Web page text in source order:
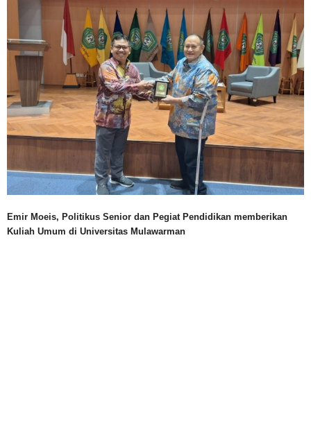
Emir Moeis, Politikus Senior dan Pegiat Pendidikan memberikan
Kuliah Umum di Universitas Mulawarman